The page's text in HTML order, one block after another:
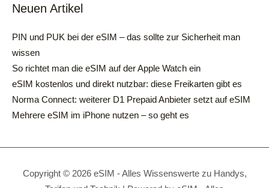
Neuen Artikel
PIN und PUK bei der eSIM – das sollte zur Sicherheit man
wissen
So richtet man die eSIM auf der Apple Watch ein
eSIM kostenlos und direkt nutzbar: diese Freikarten gibt es
Norma Connect: weiterer D1 Prepaid Anbieter setzt auf eSIM
Mehrere eSIM im iPhone nutzen – so geht es
Copyright © 2026 eSIM - Alles Wissenswerte zu Handys,